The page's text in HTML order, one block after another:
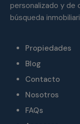
personalizado y de
búsqueda
Propiedades
Blog
Contacto
Nosotros
FAQs